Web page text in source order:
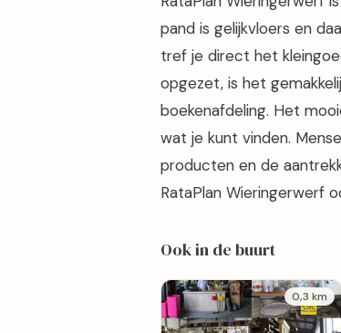
pand is gelijkvloers en
tref je direct het
opgezet, is het
boekenafdeling. Het
wat je kunt vinden.
producten en de
RataPlan Wieringerwerf
Ook in de buurt
0,3 km